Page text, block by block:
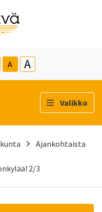
A A
Valikko
Ajankohtaista
2/3